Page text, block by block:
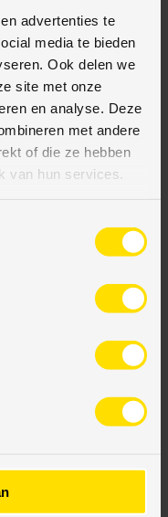
advertenties te
media te bieden
Ook delen we
site met onze
en analyse. Deze
met andere
of die ze hebben
van hun services.
is eenvoudig,